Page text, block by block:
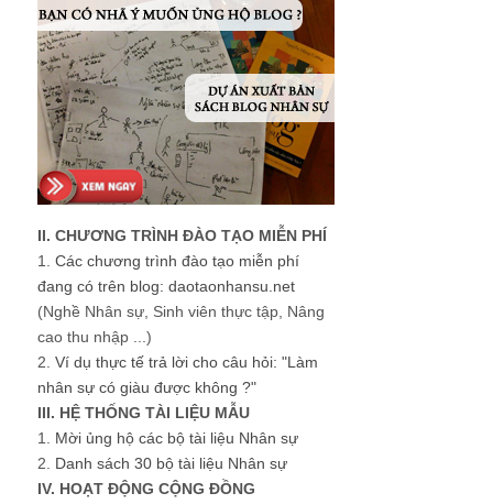
II. CHƯƠNG TRÌNH ĐÀO TẠO MIỄN PHÍ
1. Các chương trình đào tạo miễn phí
đang có trên blog: daotaonhansu.net
(Nghề Nhân sự, Sinh viên thực tập, Nâng
cao thu nhập ...)
2. Ví dụ thực tế trả lời cho câu hỏi: "Làm
nhân sự có giàu được không ?"
III. HỆ THỐNG TÀI LIỆU MẪU
1. Mời ủng hộ các bộ tài liệu Nhân sự
2. Danh sách 30 bộ tài liệu Nhân sự
IV. HOẠT ĐỘNG CỘNG ĐỒNG